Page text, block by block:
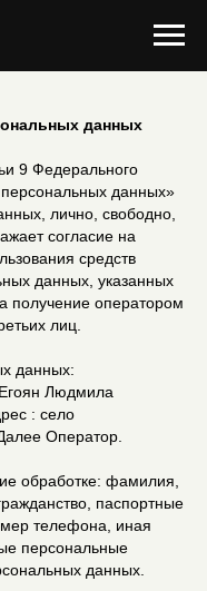
данных
9 Федерального
данных»
лично, свободно,
согласие на
средств
данных, указанных
получение оператором
лиц.
данных:
Людмила
: село
Оператор.
обработке: фамилия,
паспортные
телефона, иная
персональные
данных.